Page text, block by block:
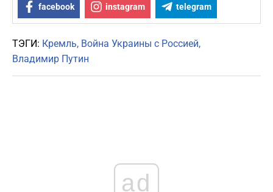
facebook instagram telegram
ТЭГИ: Кремль Война Украины с Россией
Владимир Путин
ad